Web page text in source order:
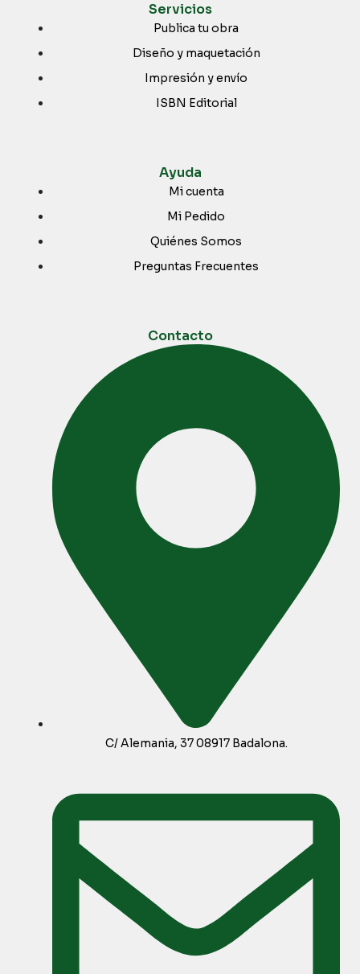
Servicios
Publica tu obra
Diseño y maquetación
Impresión y envío
ISBN Editorial
Ayuda
Mi cuenta
Mi Pedido
Quiénes Somos
Preguntas Frecuentes
Contacto
C/ Alemania, 37 08917 Badalona.